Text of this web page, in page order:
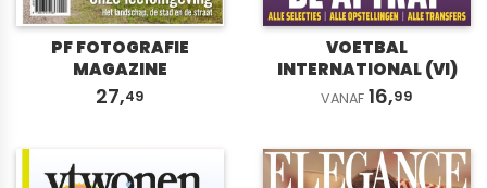
PF FOTOGRAFIE
MAGAZINE
27,49
VOETBAL
INTERNATIONAL (VI)
VANAF 16,99